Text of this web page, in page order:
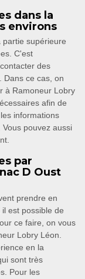
dans la
environs
partie supérieure
C'est
des
Dans ce cas, on
à Ramoneur Lobry
afin de
informations
pouvez aussi
par
D Oust
prendre en
est possible de
ce faire, on vous
Lobry Léon.
en la
sont très
Pour les